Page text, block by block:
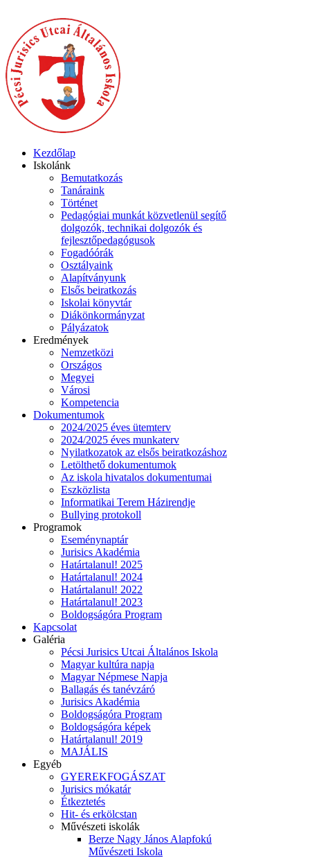
Kezdőlap
Iskolánk
Bemutatkozás
Tanáraink
Történet
Pedagógiai munkát közvetlenül segítő
dolgozók, technikai dolgozók és
fejlesztőpedagógusok
Fogadóórák
Osztályaink
Alapítványunk
Elsős beiratkozás
Iskolai könyvtár
Diákönkormányzat
Pályázatok
Eredmények
Nemzetközi
Országos
Megyei
Városi
Kompetencia
Dokumentumok
2024/2025 éves ütemterv
2024/2025 éves munkaterv
Nyilatkozatok az elsős beiratkozáshoz
Letölthető dokumentumok
Az iskola hivatalos dokumentumai
Eszközlista
Informatikai Terem Házirendje
Bullying protokoll
Programok
Eseménynaptár
Jurisics Akadémia
Határtalanul! 2025
Határtalanul! 2024
Határtalanul! 2022
Határtalanul! 2023
Boldogságóra Program
Kapcsolat
Galéria
Pécsi Jurisics Utcai Általános Iskola
Magyar kultúra napja
Magyar Népmese Napja
Ballagás és tanévzáró
Jurisics Akadémia
Boldogságóra Program
Boldogságóra képek
Határtalanul! 2019
MAJÁLIS
Egyéb
GYEREKFOGÁSZAT
Jurisics mókatár
Étkeztetés
Hit- és erkölcstan
Művészeti iskolák
Berze Nagy János Alapfokú
Művészeti Iskola